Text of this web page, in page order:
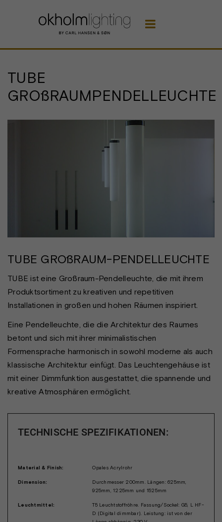

TUBE
GROßRAUMPENDELLEUCHTE
TUBE GROßRAUM-PENDELLEUCHTE
TUBE ist eine Großraum-Pendelleuchte, die mit ihrem
Produktsortiment zu kreativen und repetitiven
Installationen in großen und hohen Räumen inspiriert.
Eine Pendelleuchte, die die Architektur des Raumes
betont und sich mit ihrer minimalistischen
Formensprache harmonisch in sowohl moderne als auch
klassische Architektur einfügt. Das Leuchtengehäuse ist
mit einer Dimmfunktion ausgestattet, die spannende und
kreative Atmosphären ermöglicht.
TECHNISCHE SPEZIFIKATIONEN:
Material & Finish: Opales Acrylrohr
Dimension:
Durchmesser 200mm. Längen: 625mm,
925mm, 1225mm und 1525mm
Leuchtmittel:
T5 Leuchtstoffröhre. Fassung/Sockel: G5, L HF-
D (Digital dimmbar). Leistung: ist von der